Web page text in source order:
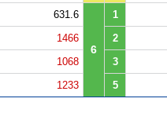
631.6
6
1
1466 2
1068 3
1233 5